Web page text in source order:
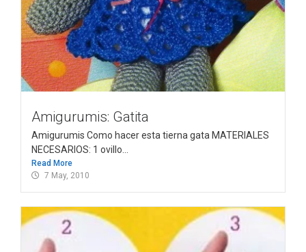
Amigurumis: Gatita
Amigurumis Como hacer esta tierna gata MATERIALES
NECESARIOS: 1 ovillo...
Read More
7 May, 2010